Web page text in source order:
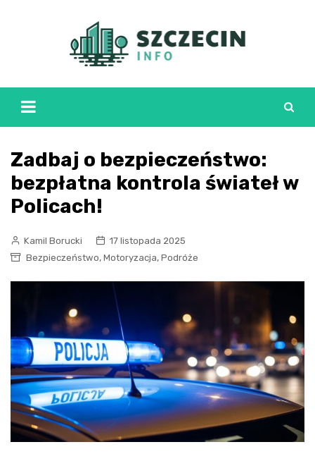
Zadbaj o bezpieczeństwo:
bezpłatna kontrola świateł w
Policach!
Kamil Borucki
17 listopada 2025
Bezpieczeństwo, Motoryzacja, Podróże